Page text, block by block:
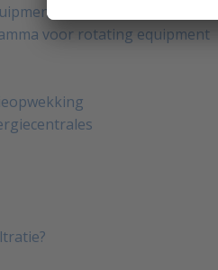
voor rotating equipment